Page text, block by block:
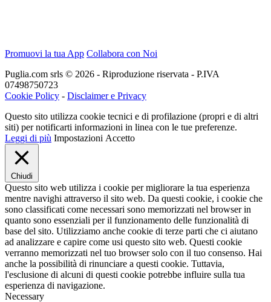
Promuovi la tua App Collabora con Noi
Puglia.com srls © 2026 - Riproduzione riservata - P.IVA
07498750723
Cookie Policy - Disclaimer e Privacy
Questo sito utilizza cookie tecnici e di profilazione (propri e di altri
siti) per notificarti informazioni in linea con le tue preferenze.
Leggi di più Impostazioni Accetto
Chiudi
Questo sito web utilizza i cookie per migliorare la tua esperienza
mentre navighi attraverso il sito web. Da questi cookie, i cookie che
sono classificati come necessari sono memorizzati nel browser in
quanto sono essenziali per il funzionamento delle funzionalità di
base del sito. Utilizziamo anche cookie di terze parti che ci aiutano
ad analizzare e capire come usi questo sito web. Questi cookie
verranno memorizzati nel tuo browser solo con il tuo consenso. Hai
anche la possibilità di rinunciare a questi cookie. Tuttavia,
l'esclusione di alcuni di questi cookie potrebbe influire sulla tua
esperienza di navigazione.
Necessary